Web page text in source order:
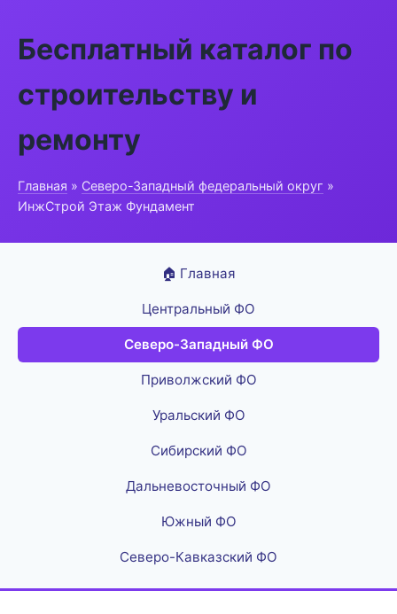
Бесплатный каталог по
строительству и
ремонту
Главная » Северо-Западный федеральный округ »
ИнжСтрой Этаж Фундамент
🏠 Главная
Центральный ФО
Северо-Западный ФО
Приволжский ФО
Уральский ФО
Сибирский ФО
Дальневосточный ФО
Южный ФО
Северо-Кавказский ФО